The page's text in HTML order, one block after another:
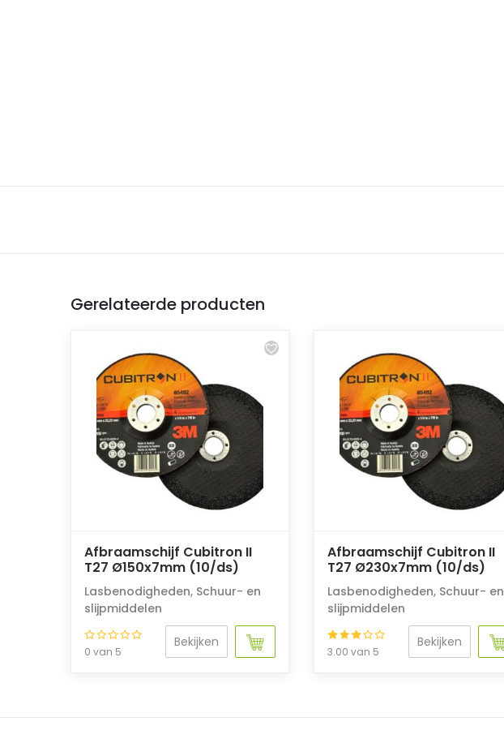
Gerelateerde producten
Afbraamschijf Cubitron II
T27 Ø150x7mm (10/ds)
Lasbenodigheden, Schuur- en
slijpmiddelen
0 van 5
Bekijken
Afbraamschijf Cubitron II
T27 Ø230x7mm (10/ds)
Lasbenodigheden, Schuur- en
slijpmiddelen
3.00 van 5
Bekijken